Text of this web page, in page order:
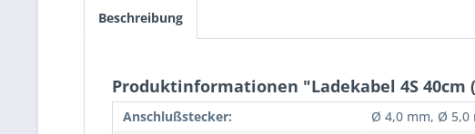
Beschreibung
Produktinformationen "Ladekabel 4S 40cm
Anschlußstecker:
Ø 4,0 mm, Ø 5,0